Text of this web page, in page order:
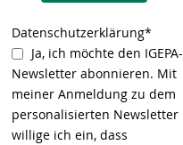
Datenschutzerklärung*
Ja, ich möchte den IGEPA-
Newsletter abonnieren. Mit
meiner Anmeldung zu dem
personalisierten Newsletter
willige ich ein, dass